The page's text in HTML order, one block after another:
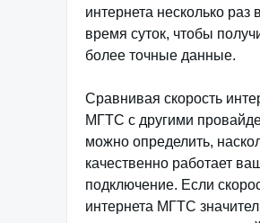
интернета несколько раз
время суток, чтобы
более точные данные.
Сравнивая скорость
МГТС с другими
можно определить,
качественно работает
подключение. Если
интернета МГТС